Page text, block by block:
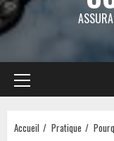
Menu
principal
Accueil Pratique